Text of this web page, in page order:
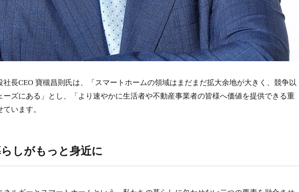
社長CEO 寶槻昌則氏は、「スマートホームの領域はまだまだ拡大余地が大きく、競争以
ーズにある」とし、「より速やかに生活者や不動産事業者の皆様へ価値を提供できる重
います。
しがもっと身近に